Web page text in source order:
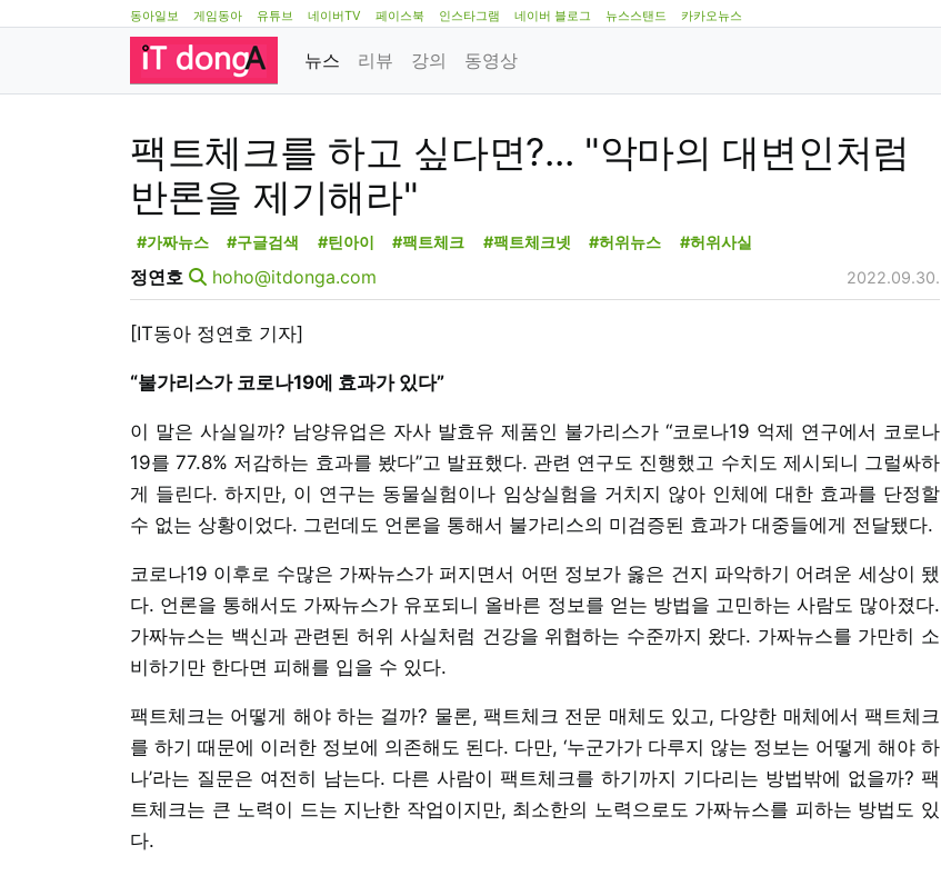
동아일보 게임동아 유튜브 네이버TV 페이스북 인스타그램 네이버 블로그 뉴스스탠드 카카오뉴스
뉴스 리뷰 강의 동영상
팩트체크를 하고 싶다면?... "악마의 대변인처럼
반론을 제기해라"
#가짜뉴스 #구글검색 #틴아이 #팩트체크 #팩트체크넷 #허위뉴스 #허위사실
정연호 hoho@itdonga.com 2022.09.30.
[IT동아 정연호 기자]
“불가리스가 코로나19에 효과가 있다”
이 말은 사실일까? 남양유업은 자사 발효유 제품인 불가리스가 “코로나19 억제 연구에서 코로나
19를 77.8% 저감하는 효과를 봤다”고 발표했다. 관련 연구도 진행했고 수치도 제시되니 그럴싸하
게 들린다. 하지만, 이 연구는 동물실험이나 임상실험을 거치지 않아 인체에 대한 효과를 단정할
수 없는 상황이었다. 그런데도 언론을 통해서 불가리스의 미검증된 효과가 대중들에게 전달됐다.
코로나19 이후로 수많은 가짜뉴스가 퍼지면서 어떤 정보가 옳은 건지 파악하기 어려운 세상이 됐
다. 언론을 통해서도 가짜뉴스가 유포되니 올바른 정보를 얻는 방법을 고민하는 사람도 많아졌다.
가짜뉴스는 백신과 관련된 허위 사실처럼 건강을 위협하는 수준까지 왔다. 가짜뉴스를 가만히 소
비하기만 한다면 피해를 입을 수 있다.
팩트체크는 어떻게 해야 하는 걸까? 물론, 팩트체크 전문 매체도 있고, 다양한 매체에서 팩트체크
를 하기 때문에 이러한 정보에 의존해도 된다. 다만, ‘누군가가 다루지 않는 정보는 어떻게 해야 하
나’라는 질문은 여전히 남는다. 다른 사람이 팩트체크를 하기까지 기다리는 방법밖에 없을까? 팩
트체크는 큰 노력이 드는 지난한 작업이지만, 최소한의 노력으로도 가짜뉴스를 피하는 방법도 있
다.